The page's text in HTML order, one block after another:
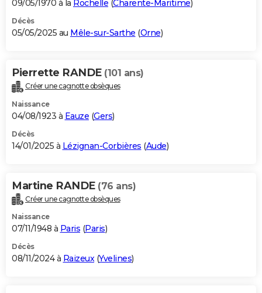
09/05/1970 à la Rochelle (Charente-Maritime)
Décès
05/05/2025 au Mêle-sur-Sarthe (Orne)
Pierrette RANDE (101 ans)
Créer une cagnotte obsèques
Naissance
04/08/1923 à Eauze (Gers)
Décès
14/01/2025 à Lézignan-Corbières (Aude)
Martine RANDE (76 ans)
Créer une cagnotte obsèques
Naissance
07/11/1948 à Paris (Paris)
Décès
08/11/2024 à Raizeux(Yvelines)